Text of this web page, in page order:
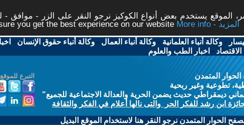
الموقع يستخدم بعض أنواع الكوكيز نرجو النقر على الزر - موافق -
you get the best experience on our website
More info - المزيد
-وكالة أنباء العلمانية -وكالة أنباء العمال -وكالة أنباء حقوق الإنسان -
الاقتصاد - اخبار الطب والعلوم
التبرع
المتمدن
تطوعية وغير ربحية
ديمقراطي حديث يضمن الحرية والعدالة الاجتماعية للجميع"
ابن رشد للفكر الحر والتى نالها أعلام في الفكر والثقافة
الحوار المتمدن نرجو النقر هنا لاستخدام الموقع البديل